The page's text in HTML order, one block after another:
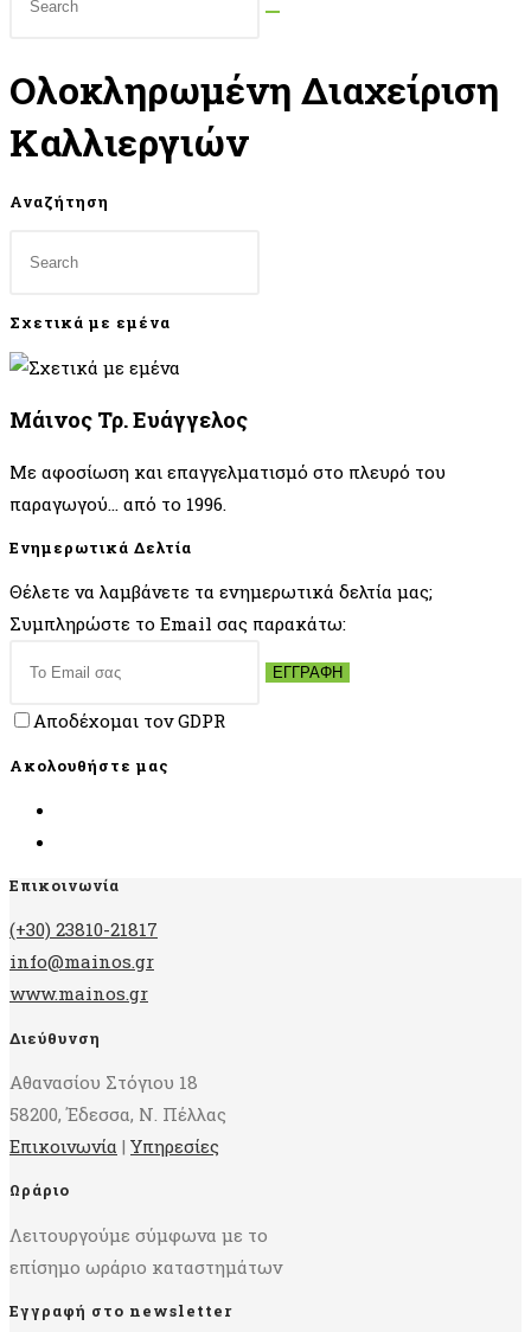
Ολοκληρωμένη Διαχείριση
Καλλιεργιών
Αναζήτηση
Σχετικά με εμένα
Μάινος Τρ. Ευάγγελος
Με αφοσίωση και επαγγελματισμό στο πλευρό του
παραγωγού... από το 1996.
Ενημερωτικά Δελτία
Θέλετε να λαμβάνετε τα ενημερωτικά δελτία μας;
Συμπληρώστε το Email σας παρακάτω:
ΕΓΓΡΑΦΗ
Αποδέχομαι τον GDPR
Ακολουθήστε μας
Επικοινωνία
(+30) 23810-21817
info@mainos.gr
www.mainos.gr
Διεύθυνση
Αθανασίου Στόγιου 18
58200, Έδεσσα, Ν. Πέλλας
Επικοινωνία | Υπηρεσίες
Ωράριο
Λειτουργούμε σύμφωνα με το
επίσημο ωράριο καταστημάτων
Εγγραφή στο newsletter